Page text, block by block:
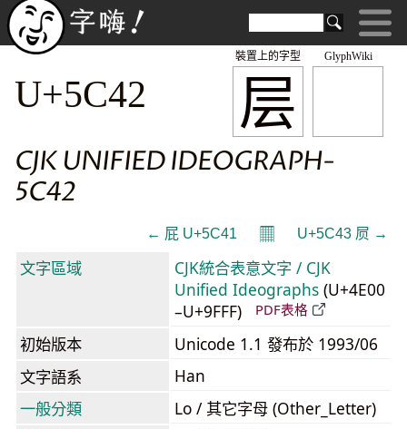
GlyphWiki
层
裝置上的字型
U+5C42
CJK UNIFIED IDEOGRAPH-
5C42
← 屁 U+5C41 𝄜 U+5C43 屃 →
文字區域
CJK統合表意文字 / CJK
Unified Ideographs (U+4E00
–U+9FFF)
PDF表格
初始版本
Unicode 1.1 發布於 1993/06
文字語系
Han
一般分類
Lo / 其它字母 (Other_Letter)